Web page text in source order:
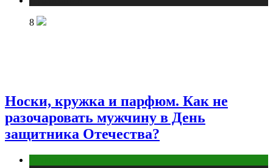
8
Носки, кружка и парфюм. Как не
разочаровать мужчину в День
защитника Отечества?